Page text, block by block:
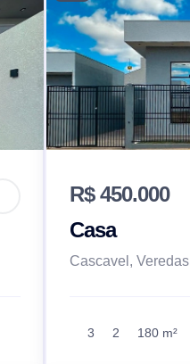
R$ 450.000
Casa
Cascavel, Veredas
3 2 180 m²